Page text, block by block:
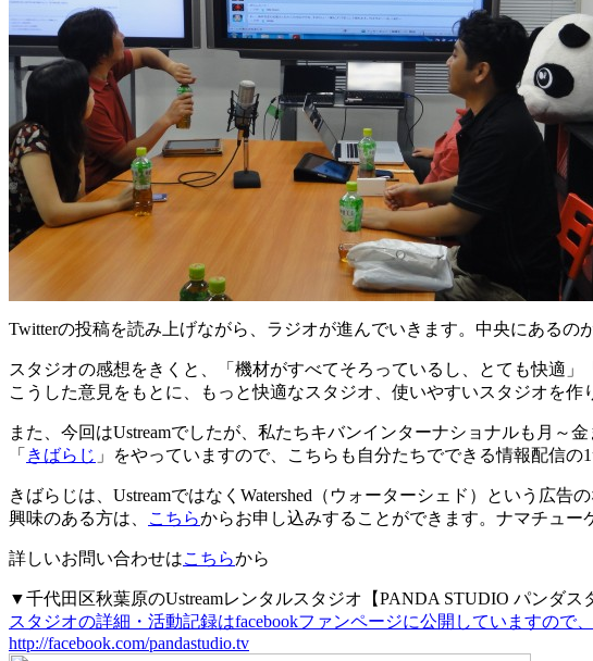
Twitterの投稿を読み上げながら、ラジオが進んでいきます。中央にあるの
スタジオの感想をきくと、「機材がすべてそろっているし、とても快適」
こうした意見をもとに、もっと快適なスタジオ、使いやすいスタジオを作
また、今回はUstreamでしたが、私たちキバンインターナショナルも月～金
「 きばらじ 」をやっていますので、こちらも自分たちでできる情報配信の
きばらじは、UstreamではなくWatershed（ウォーターシェド）という広告
興味のある方は、
こちらからお申し込みすることができます。ナマチュー
詳しいお問い合わせはこちらから
▼千代田区秋葉原のUstreamレンタルスタジオ【PANDA STUDIO パンダス
スタジオの詳細・活動記録はfacebookファンページに公開していますので
http://facebook.com/pandastudio.tv